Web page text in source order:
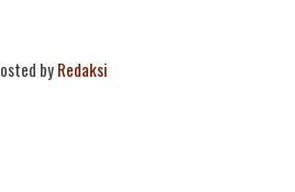
byRedaksi